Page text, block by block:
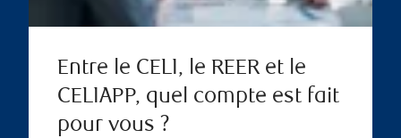
Entre le CELI, le REER et le
CELIAPP, quel compte est fait
pour vous ?